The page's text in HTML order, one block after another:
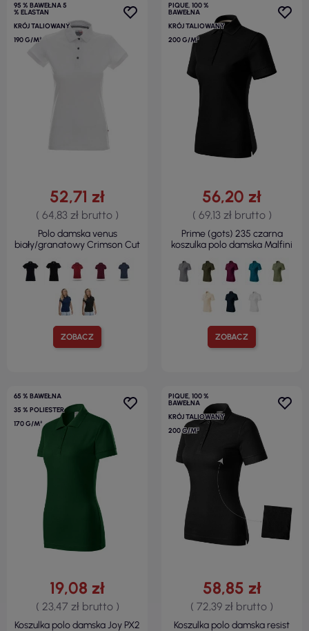
95 % BAWEŁNA 5
% ELASTAN
KRÓJ TALIOWANY
190 G/M²
ZOBACZ
52,71 zł
( 64,83 zł brutto )
Polo damska venus
biały/granatowy Crimson Cut
PIQUE, 100 %
BAWEŁNA
KRÓJ TALIOWANY
200 G/M²
ZOBACZ
56,20 zł
( 69,13 zł brutto )
Prime (gots) 235 czarna
koszulka polo damska Malfini
65 % BAWEŁNA
35 % POLIESTER
170 G/M²
19,08 zł
( 23,47 zł brutto )
Koszulka polo damska Joy PX2
PIQUE, 100 %
BAWEŁNA
KRÓJ TALIOWANY
200 G/M²
58,85 zł
( 72,39 zł brutto )
Koszulka polo damska resist